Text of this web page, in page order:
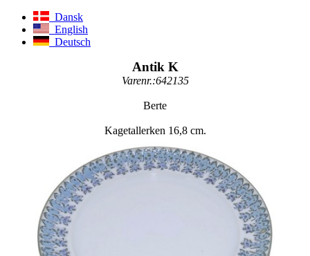
Dansk
English
Deutsch
Antik K
Varenr.:642135
Berte
Kagetallerken 16,8 cm.